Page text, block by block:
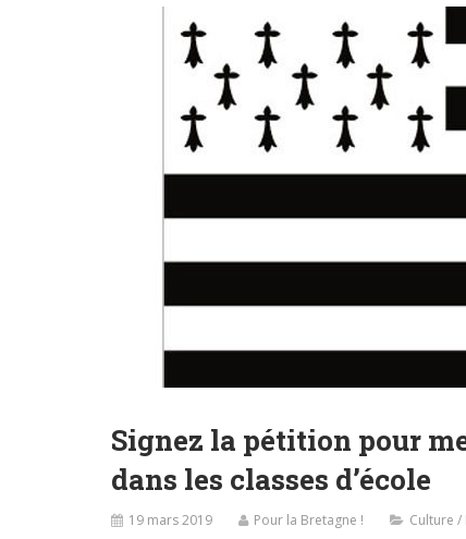
Signez la pétition pour
dans les classes d’école
19 mars 2019 Pour la Bretagne ! Culture /